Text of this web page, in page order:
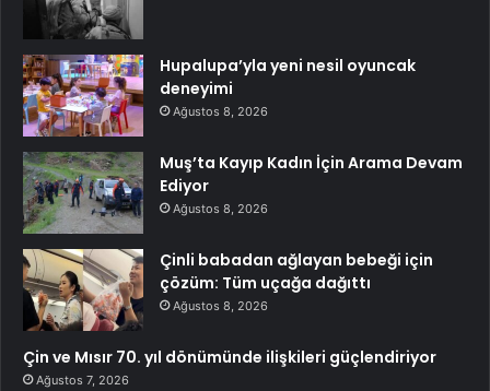
Hupalupa’yla yeni nesil oyuncak
deneyimi
Ağustos 8, 2026
Muş’ta Kayıp Kadın İçin Arama Devam
Ediyor
Ağustos 8, 2026
Çinli babadan ağlayan bebeği için
çözüm: Tüm uçağa dağıttı
Ağustos 8, 2026
Çin ve Mısır 70. yıl dönümünde ilişkileri güçlendiriyor
Ağustos 7, 2026